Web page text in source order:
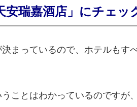
安瑞嘉酒店」にチェッ
まっているので、ホテルもす
ことはわかっているのですが